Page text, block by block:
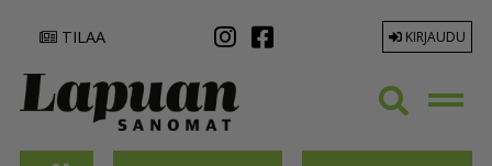
TILAA KIRJAUDU